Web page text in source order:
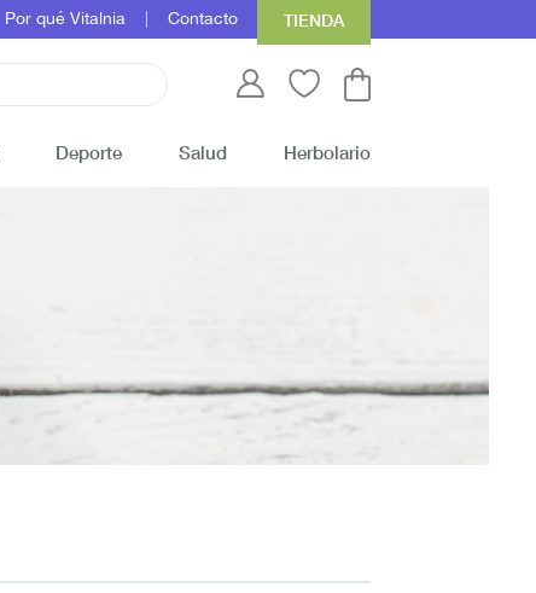
Por qué Vitalnia Contacto TIENDA
Deporte Salud Herbolario